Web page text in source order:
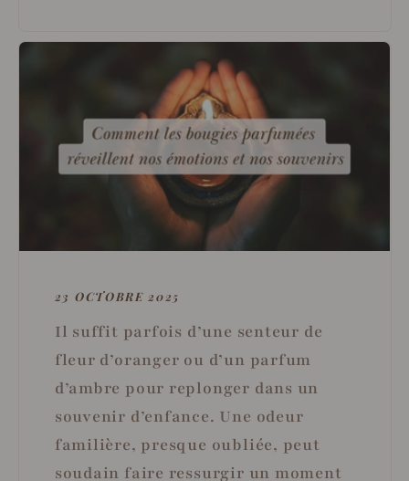
23 OCTOBRE 2025
Il suffit parfois d’une senteur de
fleur d’oranger ou d’un parfum
d’ambre pour replonger dans un
souvenir d’enfance. Une odeur
familière, presque oubliée, peut
soudain faire ressurgir un moment